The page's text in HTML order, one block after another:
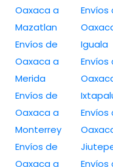
Oaxaca a
Mazatlan
Envíos de
Oaxaca a
Merida
Envíos de
Oaxaca a
Monterrey
Envíos de
Oaxaca a
Envíos
Iguala
Envíos
Envíos
Envíos